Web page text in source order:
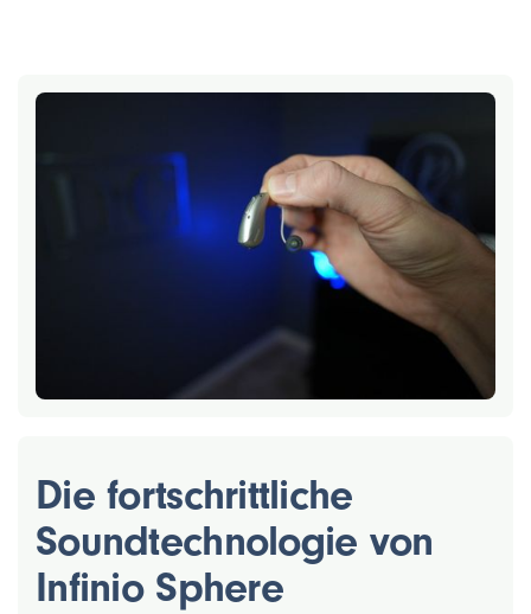
Die fortschrittliche
Soundtechnologie von
Infinio Sphere